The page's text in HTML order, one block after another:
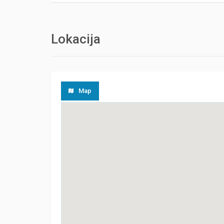
Lokacija
Map